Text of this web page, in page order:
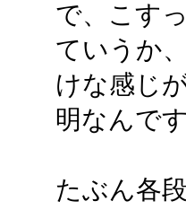
で、こす
ていうか
けな感じ
明なんで
たぶん各